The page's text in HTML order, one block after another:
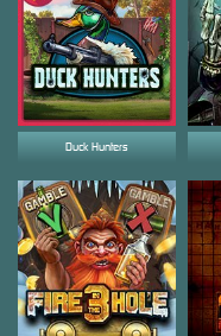
Duck Hunters